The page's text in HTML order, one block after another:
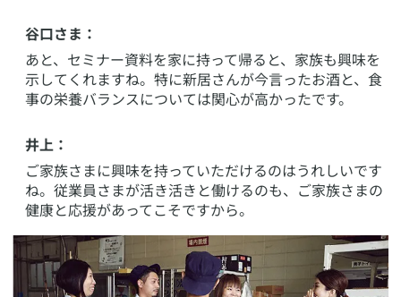
谷口さま：
あと、セミナー資料を家に持って帰ると、家族も興味を
示してくれますね。特に新居さんが今言ったお酒と、食
事の栄養バランスについては関心が高かったです。
井上：
ご家族さまに興味を持っていただけるのはうれしいです
ね。従業員さまが活き活きと働けるのも、ご家族さまの
健康と応援があってこそですから。